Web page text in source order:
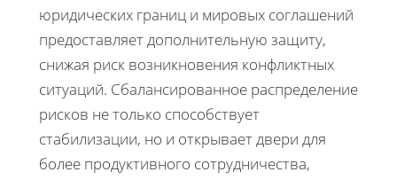
юридических границ и мировых соглашений
предоставляет дополнительную защиту,
снижая риск возникновения конфликтных
ситуаций. Сбалансированное распределение
рисков не только способствует
стабилизации, но и открывает двери для
более продуктивного сотрудничества,